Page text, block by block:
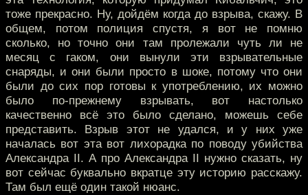
тоже прекрасно. Ну, дойдём когда до взрыва, скажу. В
общем, потом полиция спустя, я вот не помню
сколько, но точно они там пролежали чуть ли не
месяц с гаком, они вынули эти взрывательные
снаряды, и они были просто в шоке, потому что они
были до сих пор готовы к употреблению, их можно
было по-прежнему взрывать, вот настолько
качественно всё это было сделано, можешь себе
представить. Взрыв этот не удался, и у них уже
началась вот эта вот лихорадка по поводу убийства
Александра II. А про Александра II нужно сказать, ну
вот сейчас буквально вкратце эту историю расскажу.
Там был ещё один такой нюанс.